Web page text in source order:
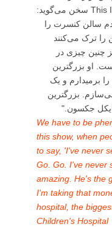
صدایی بم و گرفته، در مورد تور This Is It سخن می‌گوید:
سالن کنسرت را
را ترک می‌کنند
چنین چیزی در
او بزرگترین
برمیدارم و یک
می‌سازم. بزرگترین
جکسون."
We have to be
this show, when
to say, 'I've never
Go. Go. I've never
amazing. He's the
I'm taking that
hospital, the
Children's Hospital